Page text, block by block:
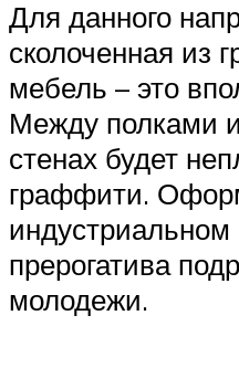
Для данного
сколоченная из
мебель – это
Между полками
стенах будет
граффити.
индустриальном
прерогатива
молодежи.